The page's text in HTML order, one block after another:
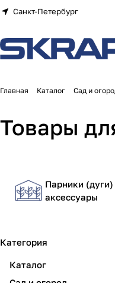
Санкт-Петербург
Главная Каталог Сад и
Товары
Парники (дуги)
аксессуары
Категория
Каталог